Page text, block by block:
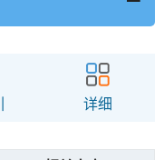
详细